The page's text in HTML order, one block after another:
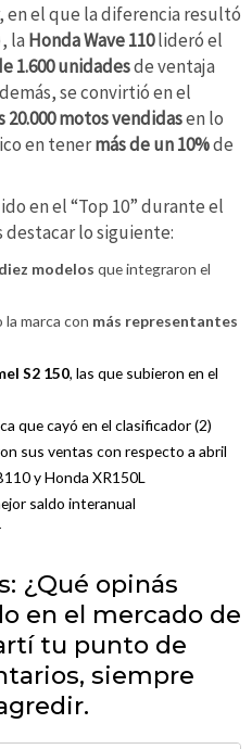
en el que la diferencia resultó
la Honda Wave 110lideró el
1.600 unidadesde ventaja
se convirtió en el
20.000 motosvendidasen lo
en tenermás de un 10%de
en el “Top 10” durante el
lo siguiente:
diez modelos que integraron el
la marca con más representantes
S2 150, las que subieron en el
que cayó en el clasificador (2)
sus ventas con respecto a abril
y Honda XR150L
saldo interanual
¿Qué opinás
en el mercado de
tu punto de
siempre